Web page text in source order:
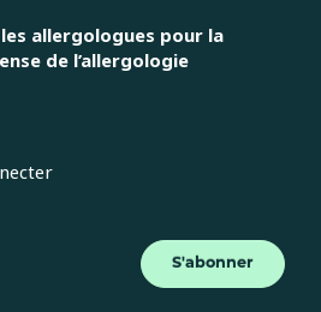
allergologues pour la
de l’allergologie
S'abonner